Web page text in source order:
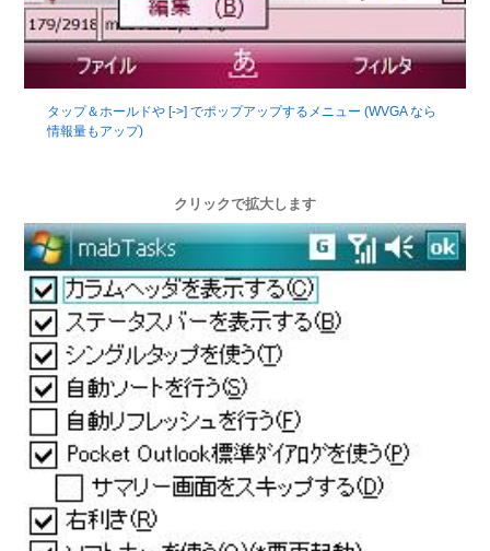
タップ＆ホールドや [->] でポップアップするメニュー (WVGA なら
情報量もアップ)
クリックで拡大します